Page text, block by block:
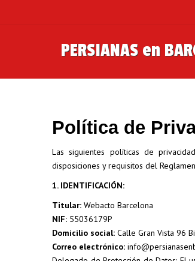
PERSIANAS en
Política de
Las siguientes políticas de
disposiciones y requisitos del
1. IDENTIFICACIÓN:
Titular: Webacto Barcelona
NIF: 55036179P
Domicilio social: Calle Gran Vista 96
Correo electrónico: